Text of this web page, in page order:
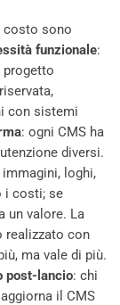
costo sono
funzionale:
progetto
con sistemi
: ogni CMS ha
diversi.
loghi,
i costi; se
un valore. La
realizzato con
ma vale di più.
post-lancio: chi
il CMS